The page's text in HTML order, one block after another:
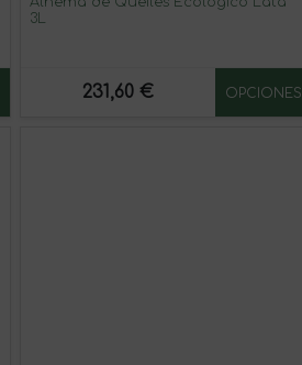
3L
231,60 € OPCIONES